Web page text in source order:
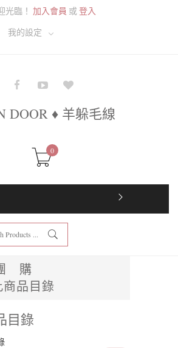
光臨！ 加入會員 或登入
我的設定
DOOR ♦ 羊躲毛線
0
購
商品目錄
目錄